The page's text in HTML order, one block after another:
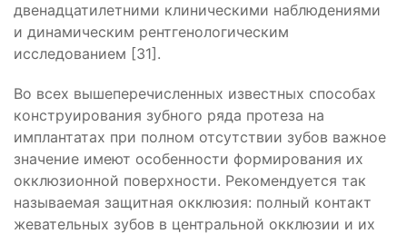
двенадцатилетними клиническими наблюдениями
и динамическим рентгенологическим
исследованием [31].
Во всех вышеперечисленных известных способах
конструирования зубного ряда протеза на
имплантатах при полном отсутствии зубов важное
значение имеют особенности формирования их
окклюзионной поверхности. Рекомендуется так
называемая защитная окклюзия: полный контакт
жевательных зубов в центральной окклюзии и их